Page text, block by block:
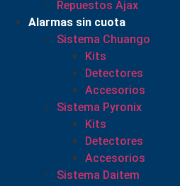
Repuestos Ajax
Alarmas sin cuota
Sistema Chuango
Kits
Detectores
Accesorios
Sistema Pyronix
Kits
Detectores
Accesorios
Sistema Daitem